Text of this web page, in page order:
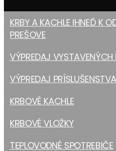
KRBY A KACHLE IHNEĎ K
PREŠOVE
VÝPREDAJ VYSTAVENÝCH
VÝPREDAJ
KRBOVÉ KACHLE
KRBOVÉ VLOŽKY
TEPLOVODNÉ SPOTREBIČE